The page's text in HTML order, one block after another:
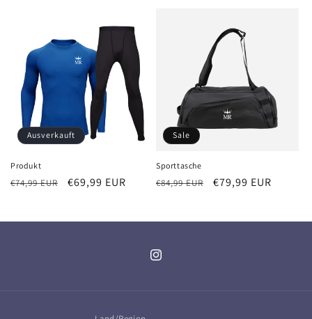
Ausverkauft
Produkt
Normaler
€74,99 EUR Verkaufspreis
€69,99 EUR
Sale
Sporttasche
Normaler
€84,99 EUR Verkaufspreis
€79,99 EUR
Instagram